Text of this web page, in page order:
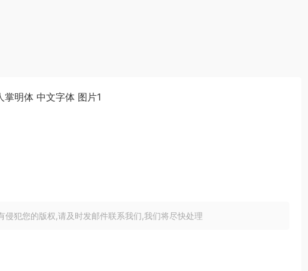
犯您的版权,请及时发邮件联系我们,我们将尽快处理